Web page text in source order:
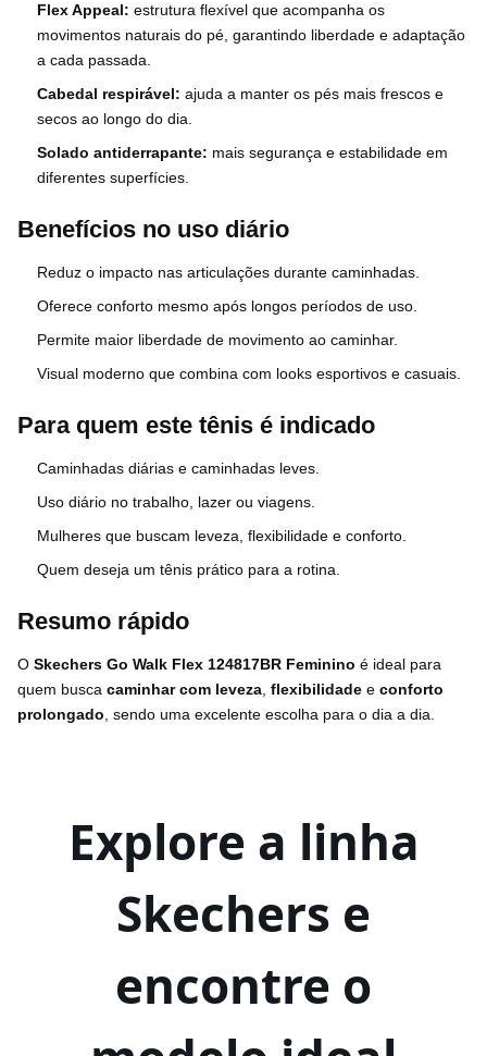
Flex Appeal: estrutura flexível que acompanha os
movimentos naturais do pé, garantindo liberdade e adaptação
a cada passada.
Cabedal respirável: ajuda a manter os pés mais frescos e
secos ao longo do dia.
Solado antiderrapante: mais segurança e estabilidade em
diferentes superfícies.
Benefícios no uso diário
Reduz o impacto nas articulações durante caminhadas.
Oferece conforto mesmo após longos períodos de uso.
Permite maior liberdade de movimento ao caminhar.
Visual moderno que combina com looks esportivos e casuais.
Para quem este tênis é indicado
Caminhadas diárias e caminhadas leves.
Uso diário no trabalho, lazer ou viagens.
Mulheres que buscam leveza, flexibilidade e conforto.
Quem deseja um tênis prático para a rotina.
Resumo rápido
O Skechers Go Walk Flex 124817BR Feminino é ideal para
quem busca caminhar com leveza flexibilidade e conforto
prolongado , sendo uma excelente escolha para o dia a dia.
Explore a linha
Skechers e
encontre o